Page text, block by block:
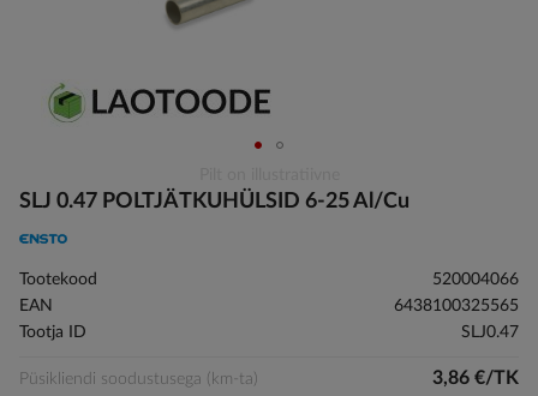
to
beginning
of
gallery
SLJ 0.47 POLTJÄTKUHÜLSID 6-25 Al/Cu
Tootekood
520004066
EAN
6438100325565
Tootja ID
SLJ0.47
Püsikliendi soodustusega (km-ta) 3,86 €/TK